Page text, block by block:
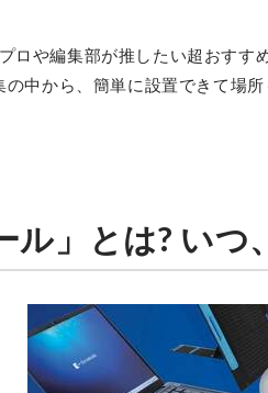
ロや編集部が推したい超おすす
の中から、簡単に設置できて場
ル」とは? い